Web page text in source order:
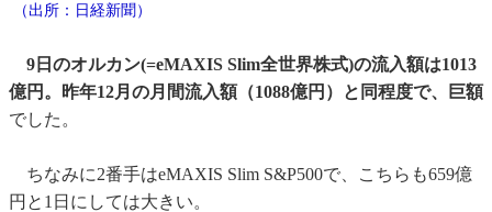
（出所： 日経新聞 ）
9日のオルカン(=eMAXIS Slim全世界株式)の流入額は1013
億円。昨年12月の月間流入額（1088億円）と同程度で、巨額
でした。
ちなみに2番手はeMAXIS Slim S&P500で、こちらも659億
円と1日にしては大きい。